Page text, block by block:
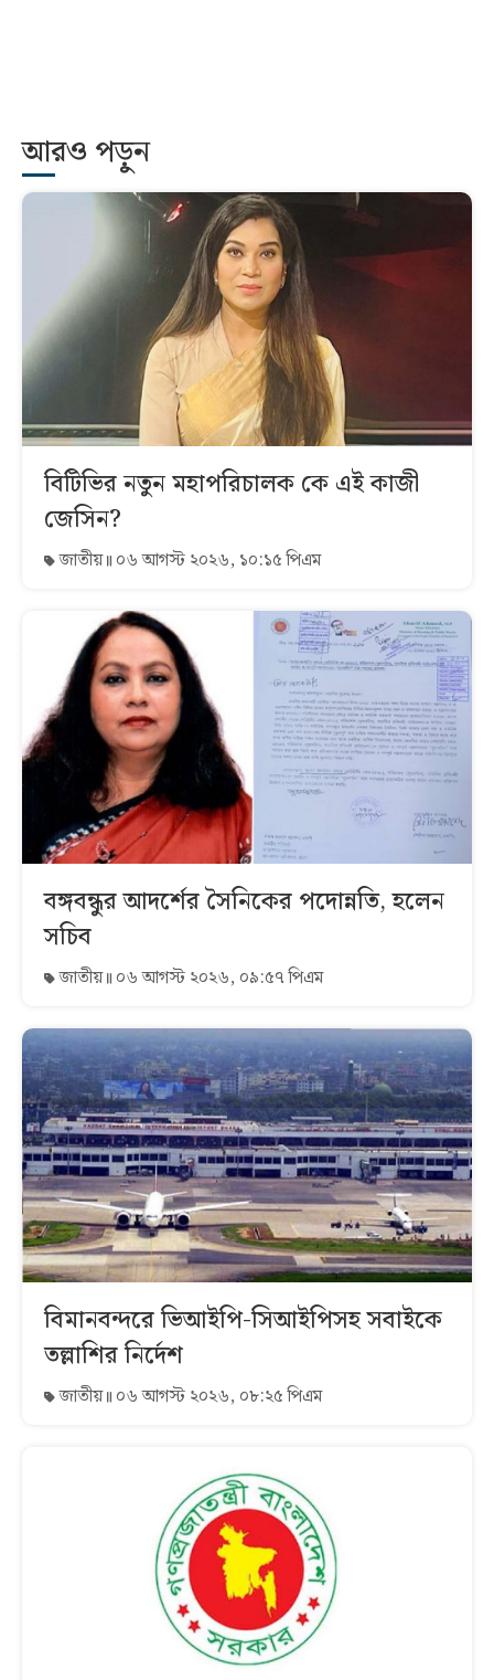
আরও পড়ুন
বিটিভির নতুন মহাপরিচালক কে এই কাজী
জেসিন?
জাতীয় ০৬ আগস্ট ২০২৬, ১০:১৫ পিএম
বঙ্গবন্ধুর আদর্শের সৈনিকের পদোন্নতি, হলেন
সচিব
জাতীয় ০৬ আগস্ট ২০২৬, ০৯:৫৭ পিএম
বিমানবন্দরে ভিআইপি-সিআইপিসহ সবাইকে
তল্লাশির নির্দেশ
জাতীয় ০৬ আগস্ট ২০২৬, ০৮:২৫ পিএম